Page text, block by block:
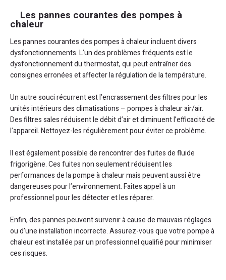
Les pannes courantes des pompes à
chaleur
Les pannes courantes des pompes à chaleur incluent divers
dysfonctionnements. L’un des problèmes fréquents est le
dysfonctionnement du thermostat, qui peut entraîner des
consignes erronées et affecter la régulation de la température.
Un autre souci récurrent est l’encrassement des filtres pour les
unités intérieurs des climatisations – pompes à chaleur air/air.
Des filtres sales réduisent le débit d’air et diminuent l’efficacité de
l’appareil. Nettoyez-les régulièrement pour éviter ce problème.
Il est également possible de rencontrer des fuites de fluide
frigorigène. Ces fuites non seulement réduisent les
performances de la pompe à chaleur mais peuvent aussi être
dangereuses pour l’environnement. Faites appel à un
professionnel pour les détecter et les réparer.
Enfin, des pannes peuvent survenir à cause de mauvais réglages
ou d’une installation incorrecte. Assurez-vous que votre pompe à
chaleur est installée par un professionnel qualifié pour minimiser
ces risques.